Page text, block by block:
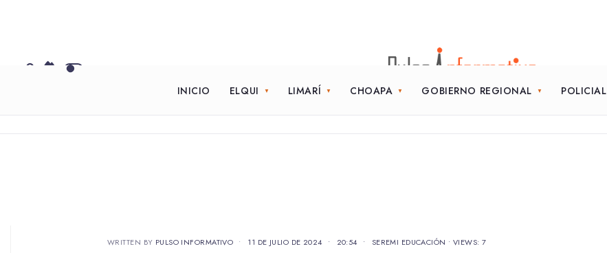
INICIO ELQUI LIMARÍ CHOAPA GOBIERNO REGIONAL POLICIAL
WRITTEN BY PULSO INFORMATIVO • 11 DE JULIO DE 2024 • 20:54 • SEREMI EDUCACIÓN •VIEWS: 7